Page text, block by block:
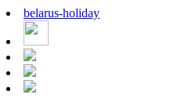
belarus-holiday